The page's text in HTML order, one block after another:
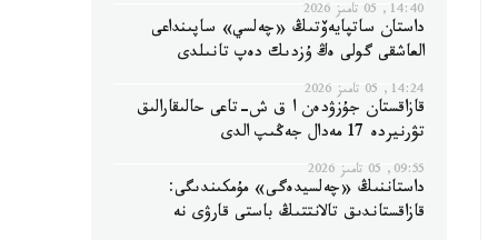
14:40, 05 تامىز 2026
داستان ساتپايەۆتىڭ «چەلسي» ساپىنداعى
العاشقى گولى ەڭ ۇزدىك دەپ تانىلدى
14:24, 05 تامىز 2026
قازاقستان جۇزۋدەن ا ق ش-تاعى حالىقارالىق
تۋرنيردە 17 مەدال جەڭىپ الدى
09:55, 05 تامىز 2026
داستاننىڭ «چەلسيدەگى» مۇمكىندىگى:
قازاقستاندىق تالانتتىڭ باستى قارۋى نە